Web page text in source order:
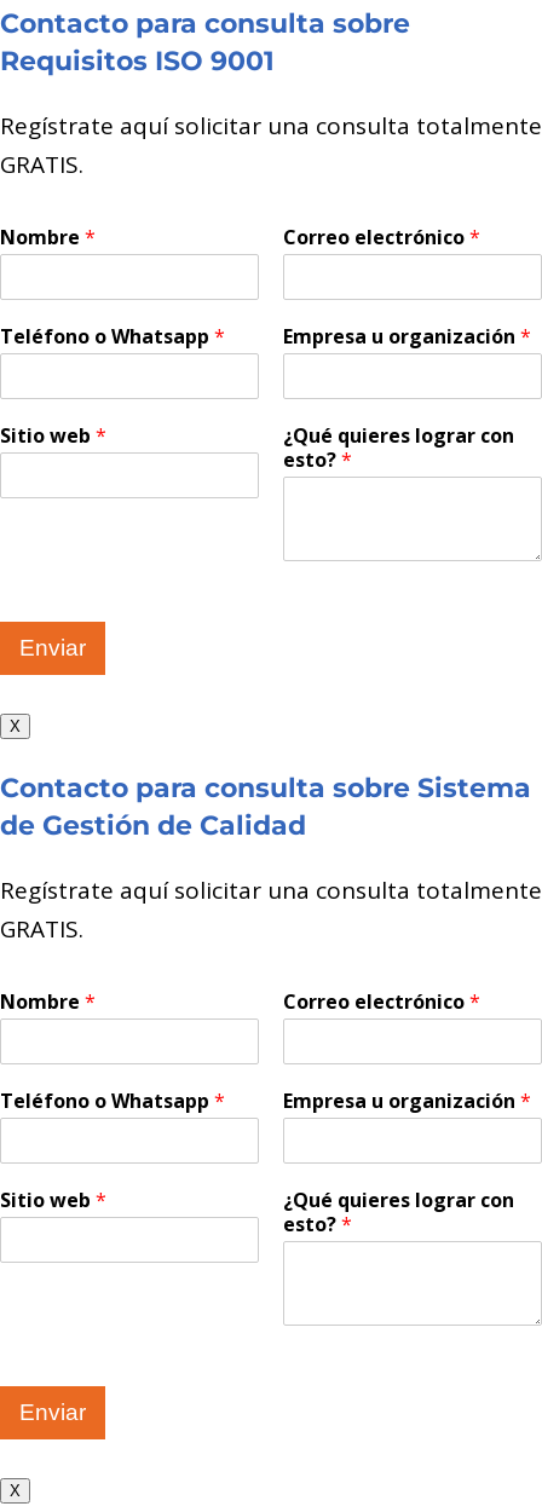
Contacto para consulta sobre
Requisitos ISO 9001
Regístrate aquí solicitar una consulta totalmente
GRATIS.
Nombre * Correo electrónico*
Teléfono o Whatsapp * Empresa u organización *
Sitio web *
¿Qué quieres lograr con
esto?*
Enviar
X
Contacto para consulta sobre Sistema
de Gestión de Calidad
Regístrate aquí solicitar una consulta totalmente
GRATIS.
Nombre * Correo electrónico*
Teléfono o Whatsapp * Empresa u organización *
Sitio web *
¿Qué quieres lograr con
esto?*
Enviar
X